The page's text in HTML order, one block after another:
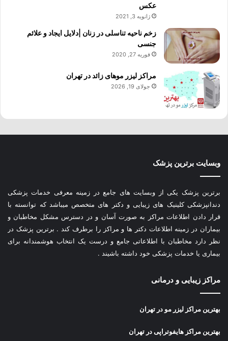
عکس
ژانویه 3, 2021
زخم ناحیه تناسلی در زنان |دلایل ایجاد و علائم
جنسی
فوریه 27, 2020
مراکز لیزر موهای زائد در تهران
جولای 19, 2026
وبسایت برترین پزشک
برترین پزشک یکی از وبسایت های جامع در زمینه معرفی خدمات پزشکی
دندانپزشکی کلینیک های زیبایی و دکتر های متخصص میباشد که توانسته با
قرار دادن اطلاعات مراکز به صورت آسان و در دسترس مشکل مخاطبان و
بیماران در زمینه اطلاعات دکتر ها و مراکز را برطرف کند . برترین پزشک در
نظر دارد مخاطبان با اطلاعاتی جامع و درست یک انتخاب هوشمندانه برای
بیماری یا خدمات پزشکی خود داشته باشیند .
مراکز زیبایی و درمانی
بهترین مراکز لیزر مو در تهران
بهترین مراکز هایفوتراپی در تهران